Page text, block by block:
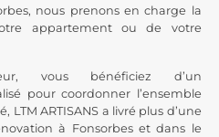
nous prenons en charge la
appartement ou de votre
vous bénéficiez d’un
pour coordonner l’ensemble
LTM ARTISANS a livré plus d’une
à Fonsorbes et dans le